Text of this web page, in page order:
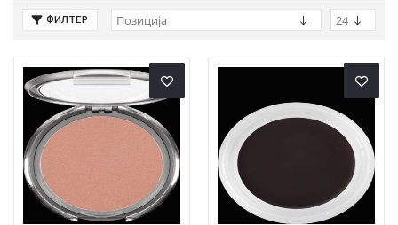
ФИЛТЕР